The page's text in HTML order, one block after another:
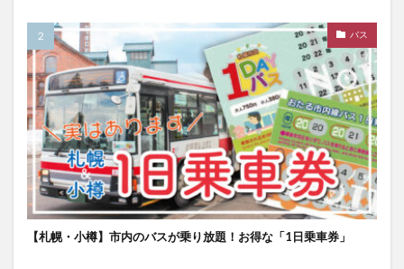
バス
【札幌・小樽】市内のバスが乗り放題！お得な「1日乗車券」